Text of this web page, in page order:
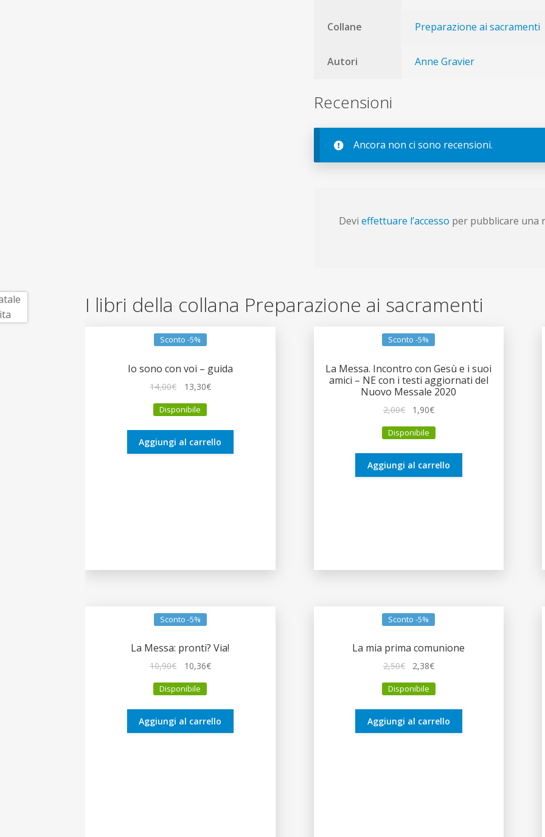
Collane Preparazione ai sacramenti
Autori Anne Gravier
Recensioni
Ancora non ci sono recensioni.
Devieffettuare l’accesso per pubblicare una
I libri della collana Preparazione ai sacramenti
Sconto -5%
Io sono con voi – guida
14,00€
originale
14,00€.
13,30€Il
13,30€.
Disponibile
Aggiungi al carrello
Sconto -5%
La Messa. Incontro con Gesù e i suoi
amici – NE con i testi aggiornati del
Nuovo Messale 2020
2,00€
originale
2,00€.
1,90€Il
attuale
1,90€.
Disponibile
Aggiungi al carrello
Sconto -5%
La Messa: pronti? Via!
10,90€
originale
10,90€.
10,36€Il
10,36€.
Disponibile
Aggiungi al carrello
Sconto -5%
La mia prima comunione
2,50€
originale
2,50€.
2,38€Il
attuale
2,38€.
Disponibile
Aggiungi al carrello